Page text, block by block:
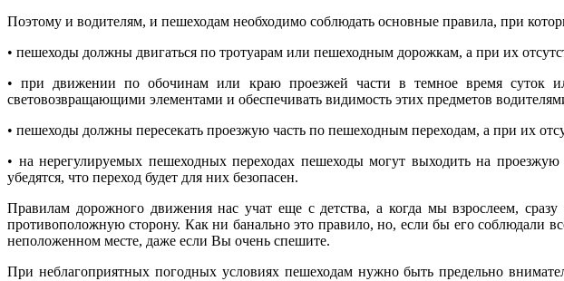
Поэтому и водителям, и пешеходам необходимо соблюдать основные правила, при
• пешеходы должны двигаться по тротуарам или пешеходным дорожкам, а при их
• при движении по обочинам или краю проезжей части в темное время суток
световозвращающими элементами и обеспечивать видимость этих предметов
• пешеходы должны пересекать проезжую часть по пешеходным переходам, а при их
• на нерегулируемых пешеходных переходах пешеходы могут выходить на
убедятся, что переход будет для них безопасен.
Правилам дорожного движения нас учат еще с детства, а когда мы взрослеем,
противоположную сторону. Как ни банально это правило, но, если бы его соблюдали
неположенном месте, даже если Вы очень спешите.
При неблагоприятных погодных условиях пешеходам нужно быть предельно